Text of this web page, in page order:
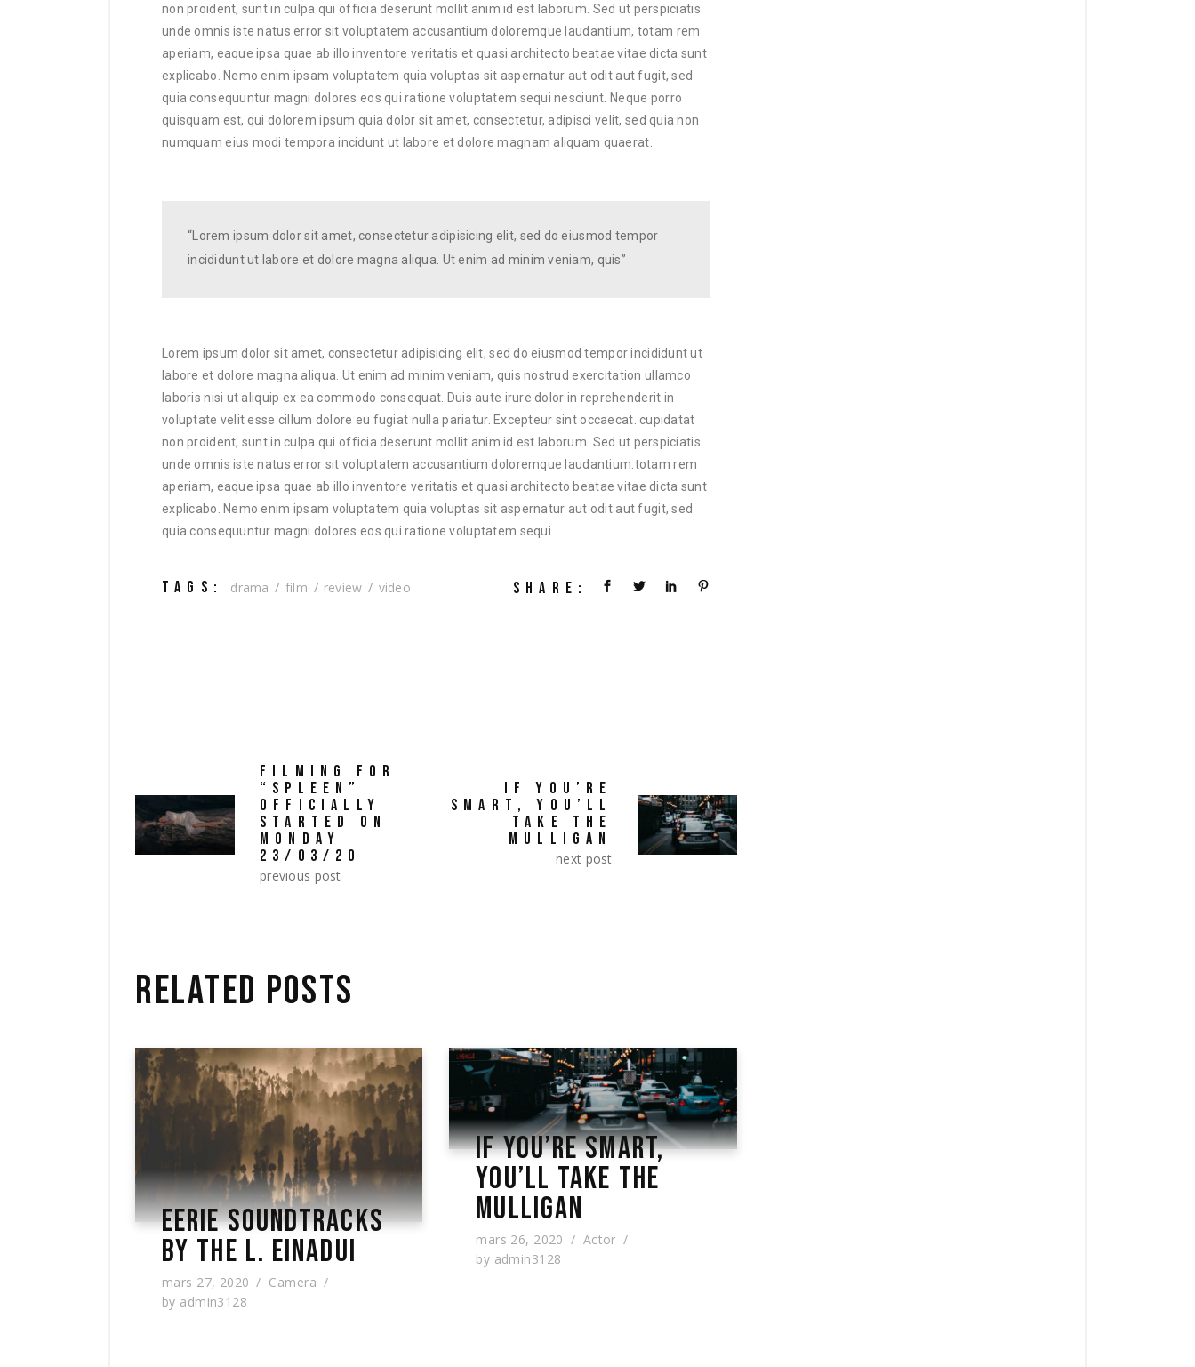
non proident, sunt in culpa qui officia deserunt mollit anim id est laborum. Sed ut perspiciatis
unde omnis iste natus error sit voluptatem accusantium doloremque laudantium, totam rem
aperiam, eaque ipsa quae ab illo inventore veritatis et quasi architecto beatae vitae dicta sunt
explicabo. Nemo enim ipsam voluptatem quia voluptas sit aspernatur aut odit aut fugit, sed
quia consequuntur magni dolores eos qui ratione voluptatem sequi nesciunt. Neque porro
quisquam est, qui dolorem ipsum quia dolor sit amet, consectetur, adipisci velit, sed quia non
numquam eius modi tempora incidunt ut labore et dolore magnam aliquam quaerat.
“Lorem ipsum dolor sit amet, consectetur adipisicing elit, sed do eiusmod tempor
incididunt ut labore et dolore magna aliqua. Ut enim ad minim veniam, quis”
Lorem ipsum dolor sit amet, consectetur adipisicing elit, sed do eiusmod tempor incididunt ut
labore et dolore magna aliqua. Ut enim ad minim veniam, quis nostrud exercitation ullamco
laboris nisi ut aliquip ex ea commodo consequat. Duis aute irure dolor in reprehenderit in
voluptate velit esse cillum dolore eu fugiat nulla pariatur. Excepteur sint occaecat. cupidatat
non proident, sunt in culpa qui officia deserunt mollit anim id est laborum. Sed ut perspiciatis
unde omnis iste natus error sit voluptatem accusantium doloremque laudantium.totam rem
aperiam, eaque ipsa quae ab illo inventore veritatis et quasi architecto beatae vitae dicta sunt
explicabo. Nemo enim ipsam voluptatem quia voluptas sit aspernatur aut odit aut fugit, sed
quia consequuntur magni dolores eos qui ratione voluptatem sequi.
TAGS: drama film review video SHARE:
FILMING FOR
“SPLEEN”
OFFICIALLY
STARTED ON
MONDAY
23/03/20
previous post
IF YOU’RE
SMART, YOU’LL
TAKE THE
MULLIGAN
next post
RELATED POSTS
EERIE SOUNDTRACKS
BY THE L. EINADUI
mars 27, 2020
Camera
by admin3128
IF YOU’RE SMART,
YOU’LL TAKE THE
MULLIGAN
mars 26, 2020
Actor
by admin3128